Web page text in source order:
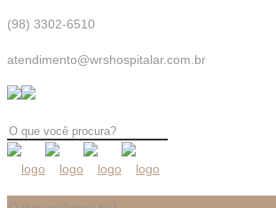
(98) 3302-6510
atendimento@wrshospitalar.com.br